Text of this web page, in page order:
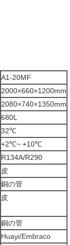
A1-20MF
2000×660×1200mm
2080×740×1350mm
680L
32℃
+2℃~ +10℃
R134A/R290
皮
銅の管
皮
銅の管
Huayi/Embraco